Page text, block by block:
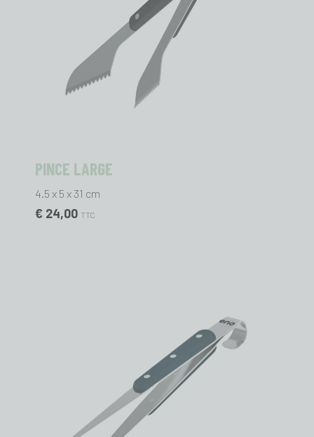
PINCE LARGE
4.5 x 5 x 31 cm
€ 24,00 TTC